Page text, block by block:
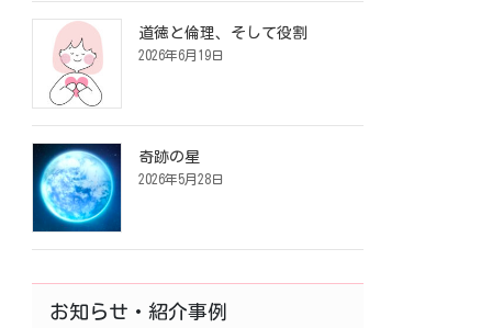
道徳と倫理、そして役割
2026年6月19日
奇跡の星
2026年5月28日
お知らせ・紹介事例